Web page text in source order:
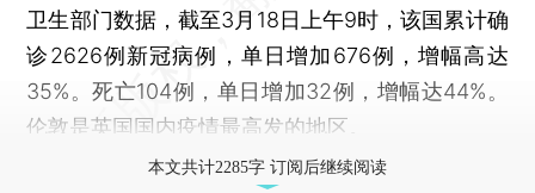
卫生部门数据，截至3月18日上午9时，该国累计确
诊2626例新冠病例，单日增加676例，增幅高达
35%。死亡104例，单日增加32例，增幅达44%。
伦敦是英国国内疫情最高发的地区。
本文共计2285字 订阅后继续阅读